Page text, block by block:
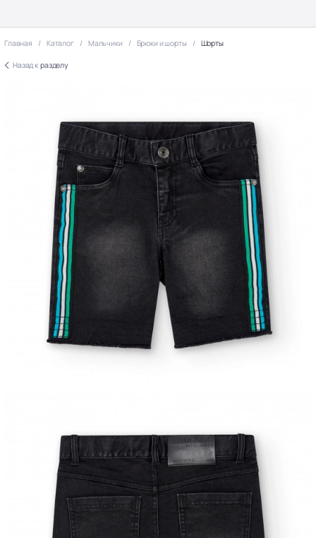
Главная Каталог Мальчики Брюки и шорты Шорты
Назад к разделу